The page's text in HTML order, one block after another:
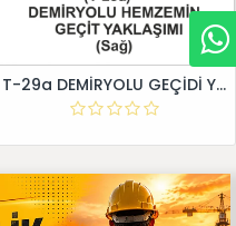
T-29a DEMİRYOLU GEÇİDİ YAKLAŞIM LEVHALARI (Sağ)